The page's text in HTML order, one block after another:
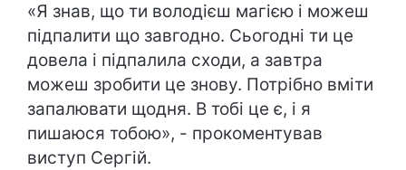
«Я знав, що ти володієш магією і можеш
підпалити що завгодно. Сьогодні ти це
довела і підпалила сходи, а завтра
можеш зробити це знову. Потрібно вміти
запалювати щодня. В тобі це є, і я
пишаюся тобою», - прокоментував
виступ Сергій.